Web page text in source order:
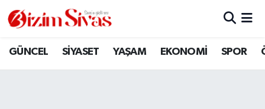
GÜNCEL SİYASET YAŞAM EKONOMİ SPOR
ARAMIZDAN AYRILANLAR
Sivas Nöbetçi Eczaneler